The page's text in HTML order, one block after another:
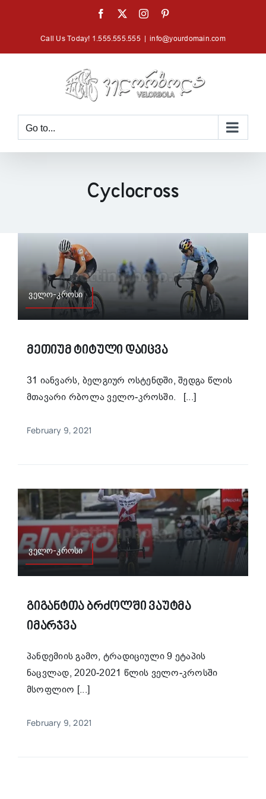
Facebook Instagram
Call Us Today! 1.555.555.555 info@yourdomain.com
Go to...
Cyclocross
ველო-კროსი
Მეთიუმ Ტიტული Დაიცვა
31 იანვარს, ბელგიურ ოსტენდში, შედგა წლის
მთავარი რბოლა ველო-კროსში. [...]
February 9, 2021
ველო-კროსი
Გიგანტთა Ბრძოლში Ვაუტმა
Იმარჯვა
პანდემიის გამო, ტრადიციული 9 ეტაპის
ნაცვლად, 2020-2021 წლის ველო-კროსში
მსოფლიო [...]
February 9, 2021